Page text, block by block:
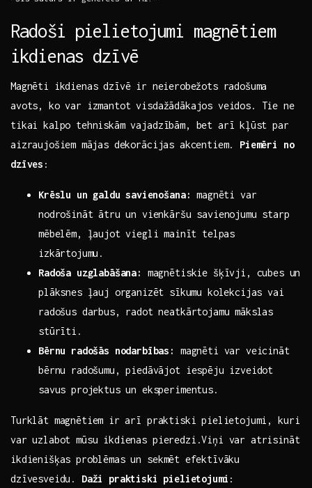
Radoši pielietojumi magnētiem
ikdienas dzīvē
Magnēti ikdienas dzīvē ir⁣ neierobežots radošuma
avots, ‍ko​ var izmantot visdažādākajos veidos. Tie ne
tikai kalpo tehniskām vajadzībām, bet arī⁣ kļūst‌ par⁤
aizraujošiem⁢ mājas dekorācijas ‌akcentiem. Piemēri ‌no
dzīves :
Krēslu un⁣ galdu savienošana: magnēti var
nodrošināt ātru un vienkāršu savienojumu starp
mēbelēm, ļaujot viegli ⁢mainīt telpas‌
izkārtojumu.
Radoša uzglabāšana:
magnētiskie šķīvji, ‌cubes un⁤
plāksnes ļauj organizēt ⁤sīkumu kolekcijas⁢ vai
radošus darbus,‌ radot neatkārtojamu mākslas
stūrīti.
Bērnu radošās nodarbības:
magnēti​ var‍ veicināt
bērnu‌ radošumu, piedāvājot iespēju izveidot
savus projektus un eksperimentus.
Turklāt magnētiem ir⁣ arī praktiski pielietojumi, kuri​
var uzlabot mūsu ikdienas pieredzi.Viņi var atrisināt
ikdienišķas problēmas un sekmēt⁢ efektīvāku‌
dzīvesveidu. Daži ‍praktiski ⁤pielietojumi :